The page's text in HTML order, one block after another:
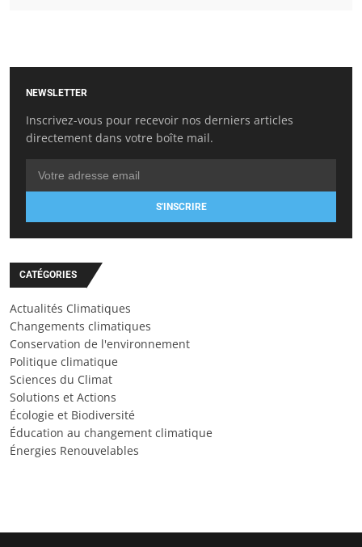
NEWSLETTER
Inscrivez-vous pour recevoir nos derniers articles
directement dans votre boîte mail.
S'INSCRIRE
CATÉGORIES
Actualités Climatiques
Changements climatiques
Conservation de l'environnement
Politique climatique
Sciences du Climat
Solutions et Actions
Écologie et Biodiversité
Éducation au changement climatique
Énergies Renouvelables